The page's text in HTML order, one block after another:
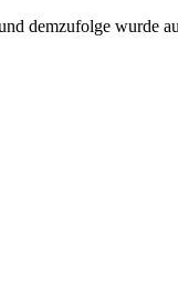
demzufolge wurde